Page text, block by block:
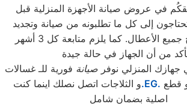
في عروض صيانة الأجهزة المنزلية قبل
إلى كل ما تطلبونه من صيانة وتجديد
الجهاز، وإصلاح جميع الأعطال. كما يلزم متابعة كل 3 أشهر
من أن الجهاز في حالة جيدة
المنزلي نوفر صيانة فورية للـ غسالات
و الثلاجات اتصل نصلك اينما كنت.EG.
اصلية بضمان شامل